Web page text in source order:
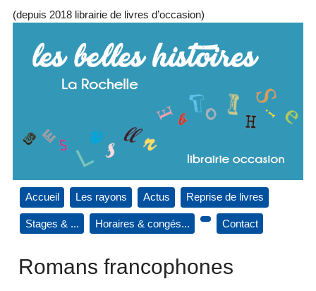
(depuis 2018 librairie de livres d’occasion)
Accueil Les rayons Actus Reprise de livres
Stages & ... Horaires & congés... Contact
Romans francophones